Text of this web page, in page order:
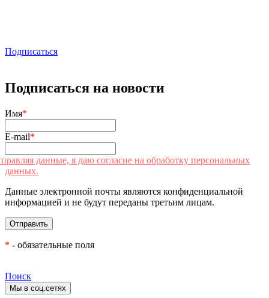
Подписаться
Подписаться на новости
Имя*
E-mail*
данные, я даю согласие на обработку персональных
данных.
Данные электронной почты являются конфиденциальной
информацией и не будут переданы третьим лицам.
* - обязательные поля
Поиск
Мы в соц.сетях